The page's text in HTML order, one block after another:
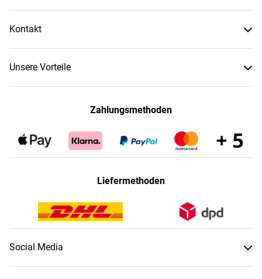
Kontakt
Unsere Vorteile
Zahlungsmethoden
Liefermethoden
Social Media